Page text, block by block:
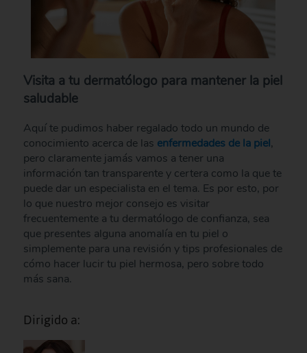
Visita a tu dermatólogo para mantener la piel
saludable
Aquí te pudimos haber regalado todo un mundo de
conocimiento acerca de las enfermedades de la piel,
pero claramente jamás vamos a tener una
información tan transparente y certera como la que te
puede dar un especialista en el tema. Es por esto, por
lo que nuestro mejor consejo es visitar
frecuentemente a tu dermatólogo de confianza, sea
que presentes alguna anomalía en tu piel o
simplemente para una revisión y tips profesionales de
cómo hacer lucir tu piel hermosa, pero sobre todo
más sana.
Dirigido a: